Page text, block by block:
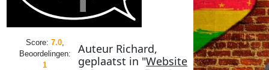
Score: 7.0,
Beoordelingen:
1
Auteur Richard,
geplaatst in "Website